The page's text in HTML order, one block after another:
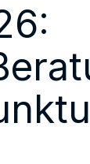
Marktstudien,
Auftragsstudien,
Benchmarks,
Wettbewerbsanalyse
Wahrnehmung,